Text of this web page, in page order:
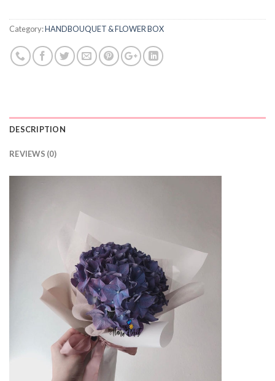
Category:HANDBOUQUET & FLOWER BOX
DESCRIPTION
REVIEWS (0)